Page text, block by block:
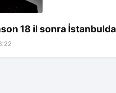
18 il sonra İstanbulda